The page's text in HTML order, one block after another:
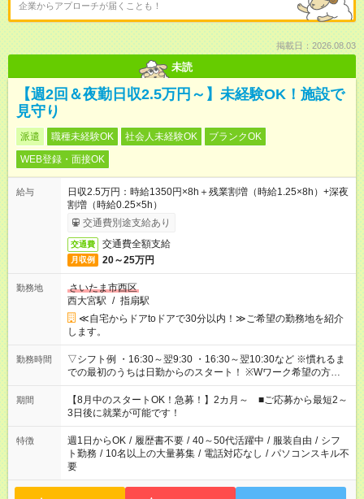
企業からアプローチが届くことも！
掲載日：2026.08.03
未読
【週2回＆夜勤日収2.5万円～】未経験OK！施設で
見守り
派遣 職種未経験OK 社会人未経験OK
ブランクOK
WEB登録・面接OK
給与
日収2.5万円：時給1350円×8h＋残業割増（時給1.25×8h）+深夜
割増（時給0.25×5h）
交通費別途支給あり
交通費 交通費全額支給
月収例 20～25万円
勤務地
さいたま市西区
西大宮駅 / 指扇駅
≪自宅からドアtoドアで30分以内！≫ご希望の勤務地を紹介
します。
勤務時間
▽シフト例 ・16:30～翌9:30 ・16:30～翌10:30など ※慣れるま
での最初のうちは日勤からのスタート！ ※Wワーク希望の方へ
今ご覧のお仕事で希望する勤務時間と、もう1つのお仕事の勤務
時間。 合計で週40時間を超える場合は応募できません。
期間
【8月中のスタートOK！急募！】2カ月～ ■ご応募から最短2～
3日後に就業が可能です！
特徴 週1日からOK / 履歴書不要 / 40～50代活躍中 / 服装自由 / シフ
ト勤務 / 10名以上の大量募集 / 電話対応なし / パソコンスキル不
要